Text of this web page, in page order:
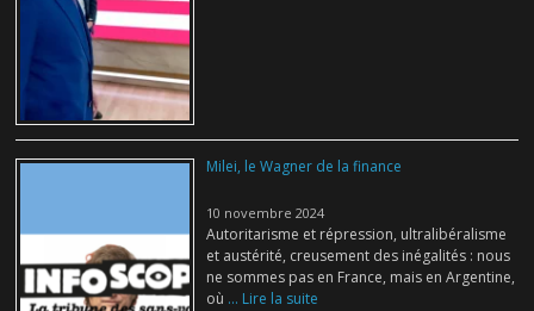
Milei, le Wagner de la finance
10 novembre 2024
Autoritarisme et répression, ultralibéralisme
et austérité, creusement des inégalités : nous
ne sommes pas en France, mais en Argentine,
où ... Lire la suite